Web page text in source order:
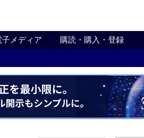
メディア 購読・購入・登録